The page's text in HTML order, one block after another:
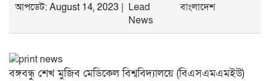
আপডেট: August 14, 2023 | Lead
News
বাংলাদেশ
বঙ্গবন্ধু শেখ মুজিব মেডিকেল বিশ্ববিদ্যালয়ে (বিএসএমএমইউ)